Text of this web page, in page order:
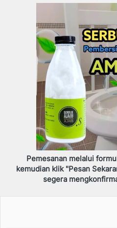
Pemesanan melalui
kemudian klik "Pesan
segera